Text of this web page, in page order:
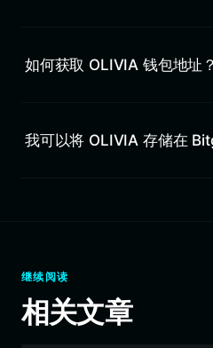
如何获取 OLIVIA 钱包地址？
我可以将 OLIVIA 存储在
继续阅读
相关文章